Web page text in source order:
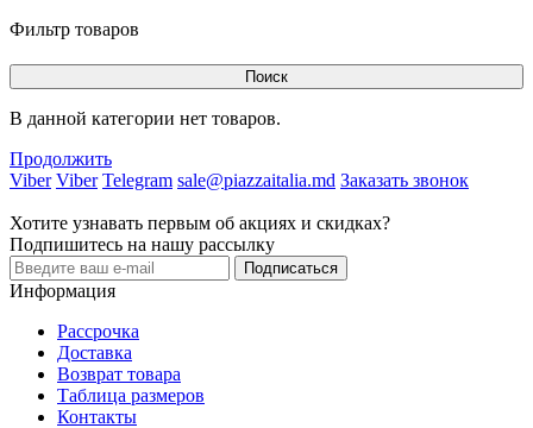
Фильтр товаров
Поиск
В данной категории нет товаров.
Продолжить
Viber Viber Telegram sale@piazzaitalia.md Заказать звонок
Хотите узнавать первым об акциях и скидках?
Подпишитесь на нашу рассылку
Подписаться
Информация
Рассрочка
Доставка
Возврат товара
Таблица размеров
Контакты